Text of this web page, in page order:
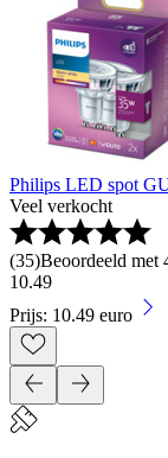
Philips LED spot
Veel verkocht
(35)Beoordeeld met
10.49
Prijs: 10.49 euro